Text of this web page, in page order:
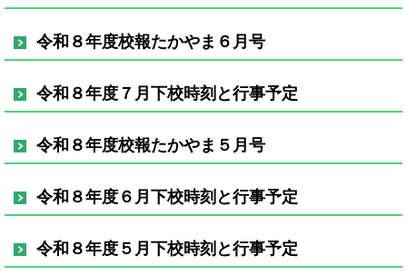
令和８年度校報たかやま６月号
令和８年度７月下校時刻と行事予定
令和８年度校報たかやま５月号
令和８年度６月下校時刻と行事予定
令和８年度５月下校時刻と行事予定